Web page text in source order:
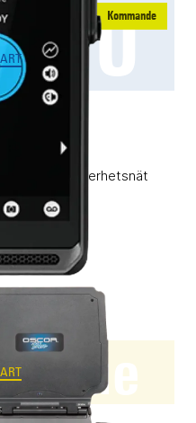
Kommande
baserade säkerhetsnät
Blue